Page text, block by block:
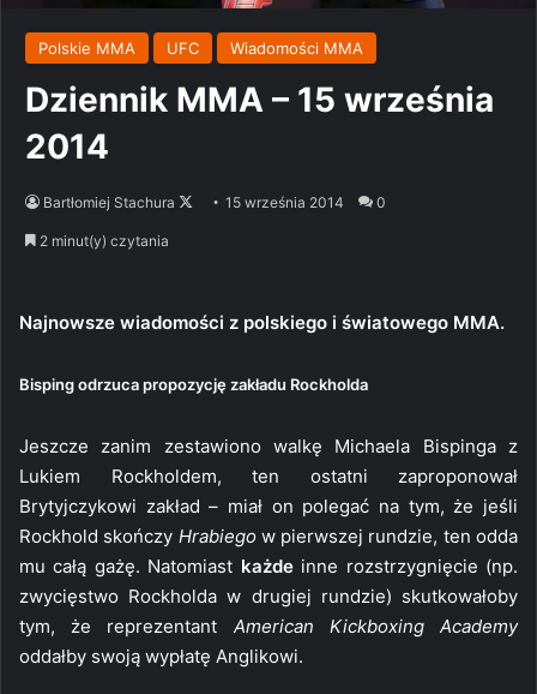
Polskie MMA UFC Wiadomości MMA
Dziennik MMA – 15 września
2014
Bartłomiej Stachura
Follow15 września 2014 0
2 minut(y) czytania
Najnowsze wiadomości z polskiego i światowego MMA.
Bisping odrzuca propozycję zakładu Rockholda
Jeszcze zanim zestawiono walkę Michaela Bispinga z
Lukiem Rockholdem, ten ostatni zaproponował
Brytyjczykowi zakład – miał on polegać na tym, że jeśli
Rockhold skończy Hrabiegow pierwszej rundzie, ten odda
mu całą gażę. Natomiast każdeinne rozstrzygnięcie (np.
zwycięstwo Rockholda w drugiej rundzie) skutkowałoby
tym, że reprezentant American Kickboxing Academy
oddałby swoją wypłatę Anglikowi.